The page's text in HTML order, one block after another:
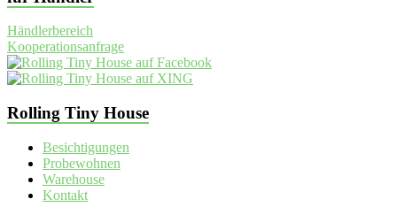
Händlerbereich
Kooperationsanfrage
Rolling Tiny House
Besichtigungen
Probewohnen
Warehouse
Kontakt